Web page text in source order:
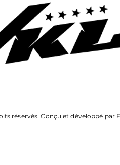
réservés. Conçu et développé